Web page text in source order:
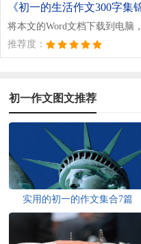
《初一的生活作文300字集
将本文的Word文档下载到电脑
推荐度：
初一作文图文推荐
实用的初一的作文集合7篇